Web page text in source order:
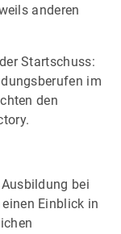
anderen
Startschuss:
im
den
bei
Einblick in